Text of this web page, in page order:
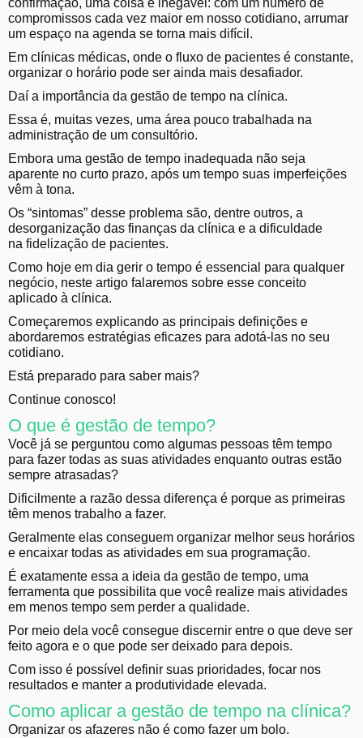
confirmação, uma coisa é inegável: com um número de
compromissos cada vez maior em nosso cotidiano, arrumar
um espaço na agenda se torna mais difícil.
Em clínicas médicas, onde o fluxo de pacientes é constante,
organizar o horário pode ser ainda mais desafiador.
Daí a importância da gestão de tempo na clínica.
Essa é, muitas vezes, uma área pouco trabalhada na
administração de um consultório.
Embora uma gestão de tempo inadequada não seja
aparente no curto prazo, após um tempo suas imperfeições
vêm à tona.
Os “sintomas” desse problema são, dentre outros, a
desorganização das finanças da clínica e a dificuldade
na fidelização de pacientes.
Como hoje em dia gerir o tempo é essencial para qualquer
negócio, neste artigo falaremos sobre esse conceito
aplicado à clínica.
Começaremos explicando as principais definições e
abordaremos estratégias eficazes para adotá-las no seu
cotidiano.
Está preparado para saber mais?
Continue conosco!
O que é gestão de tempo?
Você já se perguntou como algumas pessoas têm tempo
para fazer todas as suas atividades enquanto outras estão
sempre atrasadas?
Dificilmente a razão dessa diferença é porque as primeiras
têm menos trabalho a fazer.
Geralmente elas conseguem organizar melhor seus horários
e encaixar todas as atividades em sua programação.
É exatamente essa a ideia da gestão de tempo, uma
ferramenta que possibilita que você realize mais atividades
em menos tempo sem perder a qualidade.
Por meio dela você consegue discernir entre o que deve ser
feito agora e o que pode ser deixado para depois.
Com isso é possível definir suas prioridades, focar nos
resultados e manter a produtividade elevada.
Como aplicar a gestão de tempo na clínica?
Organizar os afazeres não é como fazer um bolo.